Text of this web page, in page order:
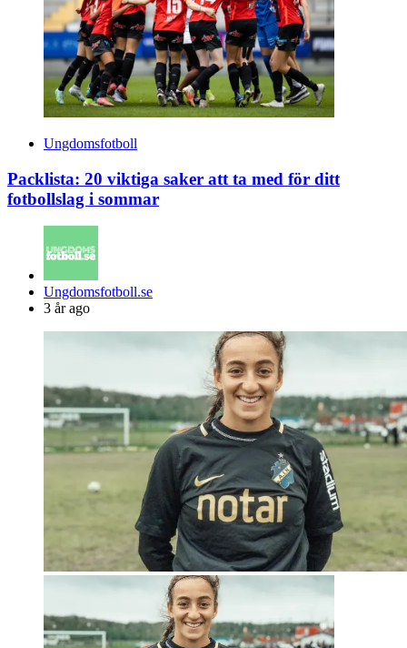
Ungdomsfotboll
Packlista: 20 viktiga saker att ta med för ditt
fotbollslag i sommar
Posted
by
Ungdomsfotboll.se
3 år ago